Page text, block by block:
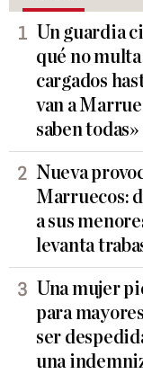
Un guardia
qué no multa
cargados
van a
saben todas»
Nueva
Marruecos:
a sus
levanta
Una mujer
para
ser
una